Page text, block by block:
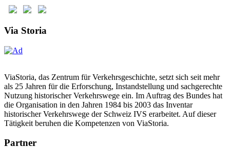
Via Storia
ViaStoria, das Zentrum für Verkehrsgeschichte, setzt sich seit mehr
als 25 Jahren für die Erforschung, Instandstellung und sachgerechte
Nutzung historischer Verkehrswege ein. Im Auftrag des Bundes hat
die Organisation in den Jahren 1984 bis 2003 das Inventar
historischer Verkehrswege der Schweiz IVS erarbeitet. Auf dieser
Tätigkeit beruhen die Kompetenzen von ViaStoria.
Partner